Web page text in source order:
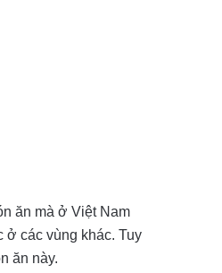
ăn mà ở Việt Nam
ở các vùng khác. Tuy
ăn này.